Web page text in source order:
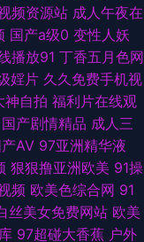
妻精品福利 www69男
妇激情导航大全 天堂少
牌 亚洲天堂精品视频 先
在线看 白丝足交射精 少
探花的搜索结果91n 福
频资源站 成人午夜在
国产a级0 变性人妖
播放91 丁香五月色网
婬片 久久免费手机视
神自拍 福利片在线观
国产剧情精品 成人三
AV 97亚洲精华液
狠狠撸亚洲欧美 91操
频 欧美色综合网 91
丝美女免费网站 欧美
97超碰大香蕉 户外